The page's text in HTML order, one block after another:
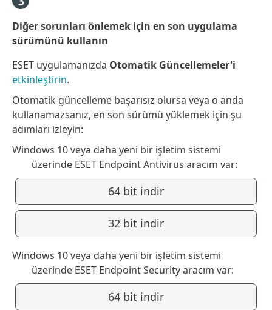
Diğer sorunları önlemek için en son uygulama
sürümünü kullanın
ESET uygulamanızda Otomatik Güncellemeler'i
etkinleştirin.
Otomatik güncelleme başarısız olursa veya o anda
kullanamazsanız, en son sürümü yüklemek için şu
adımları izleyin:
Windows 10 veya daha yeni bir işletim sistemi
üzerinde ESET Endpoint Antivirus aracım var:
64 bit indir
32 bit indir
Windows 10 veya daha yeni bir işletim sistemi
üzerinde ESET Endpoint Security aracım var:
64 bit indir